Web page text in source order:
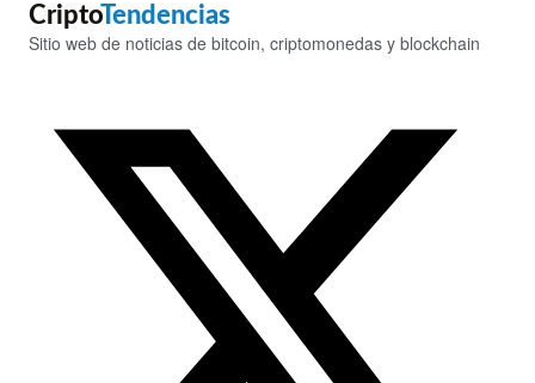
CriptoTendencias
Sitio web de noticias de bitcoin, criptomonedas y blockchain